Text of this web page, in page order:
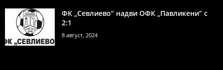
ФК „Севлиево“ надви ОФК „Павликени“ с
2:1
8 август, 2024